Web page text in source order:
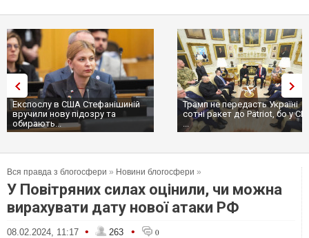
Експослу в США Стефанішиній
вручили нову підозру та
обирають...
Трамп не передасть Україні
сотні ракет до Patriot, бо у
...
Вся правда з блогосфери » Новини блогосфери »
У Повітряних силах оцінили, чи можна
вирахувати дату нової атаки РФ
08.02.2024, 11:17 • 263 • 0